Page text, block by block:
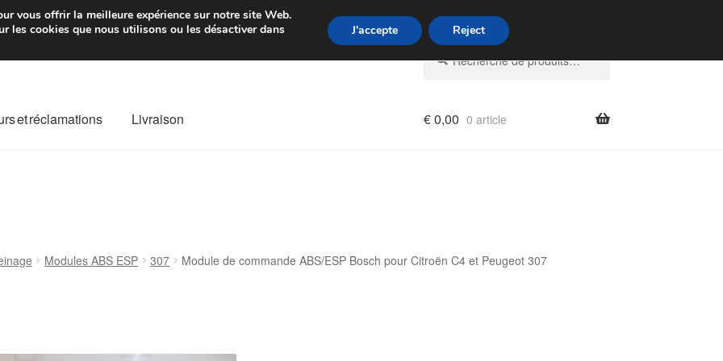
de 7 EUR Du lundi au vendredi de 9 h à 16 h07 55 53 95 66
Recherche
pour :
Recherche
et réclamations Livraison €0,00 0 article
Modules ABS ESP 307
Module de commande ABS/ESP Bosch pour Citroën C4 et Peugeot 307
vous offrir la meilleure expérience sur notre site Web.
les cookies que nous utilisons ou les désactiver dans
J'accepte Reject